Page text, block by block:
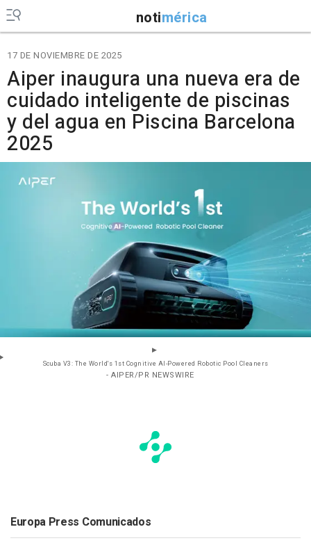
notimérica
17 DE NOVIEMBRE DE 2025
Aiper inaugura una nueva era de
cuidado inteligente de piscinas
y del agua en Piscina Barcelona
2025
Scuba V3: The World's 1st Cognitive AI-Powered Robotic Pool Cleaners
- AIPER/PR NEWSWIRE
Europa Press Comunicados